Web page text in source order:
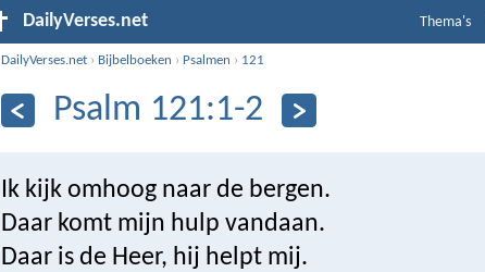
DailyVerses.net Thema's
DailyVerses.net › Bijbelboeken › Psalmen › 121
Psalm 121:1-2
Ik kijk omhoog naar de bergen.
Daar komt mijn hulp vandaan.
Daar is de Heer, hij helpt mij.